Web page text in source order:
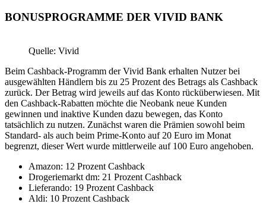
BONUSPROGRAMME DER VIVID BANK
Quelle: Vivid
Beim Cashback-Programm der Vivid Bank erhalten Nutzer bei
ausgewählten Händlern bis zu 25 Prozent des Betrags als Cashback
zurück. Der Betrag wird jeweils auf das Konto rücküberwiesen. Mit
den Cashback-Rabatten möchte die Neobank neue Kunden
gewinnen und inaktive Kunden dazu bewegen, das Konto
tatsächlich zu nutzen. Zunächst waren die Prämien sowohl beim
Standard- als auch beim Prime-Konto auf 20 Euro im Monat
begrenzt, dieser Wert wurde mittlerweile auf 100 Euro angehoben.
Amazon: 12 Prozent Cashback
Drogeriemarkt dm: 21 Prozent Cashback
Lieferando: 19 Prozent Cashback
Aldi: 10 Prozent Cashback